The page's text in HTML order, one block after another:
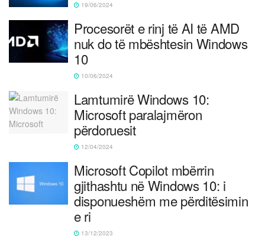
19/06/2024
Procesorët e rinj të AI të AMD
nuk do të mbështesin Windows
10
10/06/2024
Lamtumirë Windows 10:
Microsoft paralajmëron
përdoruesit
12/04/2024
Microsoft Copilot mbërrin
gjithashtu në Windows 10: i
disponueshëm me përditësimin
e ri
13/12/2023